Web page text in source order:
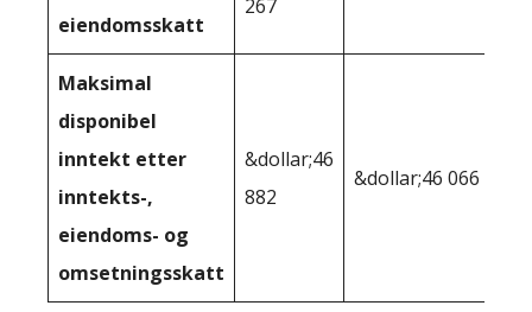
eiendomsskatt
267
Maksimal
disponibel
inntekt etter
inntekts-,
eiendoms- og
omsetningsskatt
&dollar;46
882
&dollar;46 066